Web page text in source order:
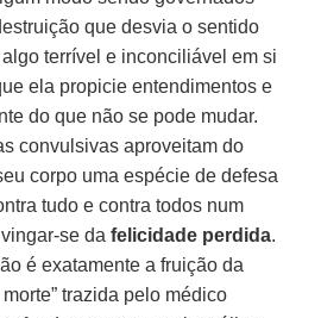
que desvia o sentido
algo terrível e inconciliável em si
ela propicie entendimentos e
do que não se pode mudar.
convulsivas aproveitam do
corpo uma espécie de defesa
tudo e contra todos num
vingar-se dafelicidade perdida.
é exatamente a fruição da
trazida pelo médico